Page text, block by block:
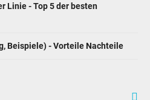
Linie - Top 5 der besten
Beispiele) - Vorteile Nachteile